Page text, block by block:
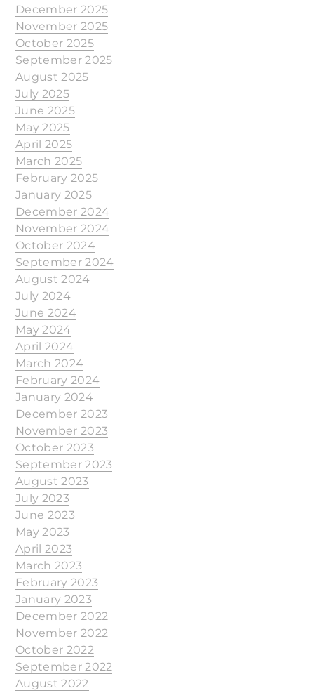
December 2025
November 2025
October 2025
September 2025
August 2025
July 2025
June 2025
May 2025
April 2025
March 2025
February 2025
January 2025
December 2024
November 2024
October 2024
September 2024
August 2024
July 2024
June 2024
May 2024
April 2024
March 2024
February 2024
January 2024
December 2023
November 2023
October 2023
September 2023
August 2023
July 2023
June 2023
May 2023
April 2023
March 2023
February 2023
January 2023
December 2022
November 2022
October 2022
September 2022
August 2022